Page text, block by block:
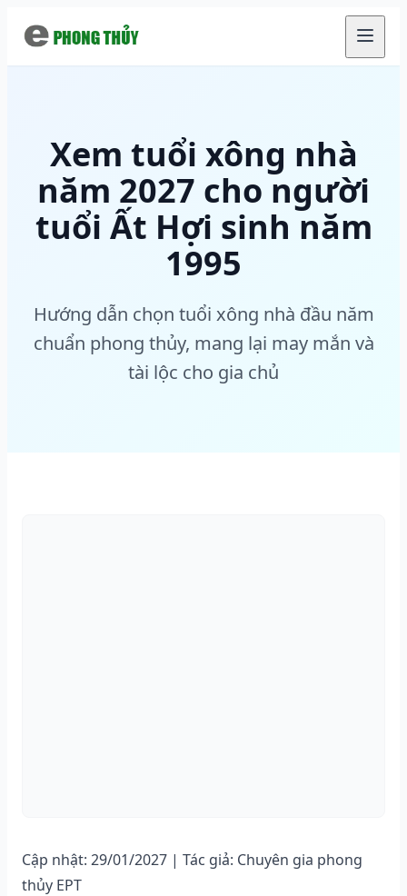
Xem tuổi xông nhà
năm 2027 cho người
tuổi Ất Hợi sinh năm
1995
Hướng dẫn chọn tuổi xông nhà đầu năm
chuẩn phong thủy, mang lại may mắn và
tài lộc cho gia chủ
Cập nhật: 29/01/2027 | Tác giả: Chuyên gia phong
thủy EPT